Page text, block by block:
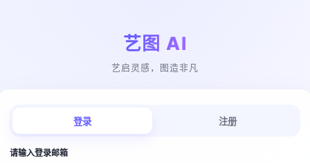
艺图 AI
艺启灵感，图造非凡
登录 注册
请输入登录邮箱